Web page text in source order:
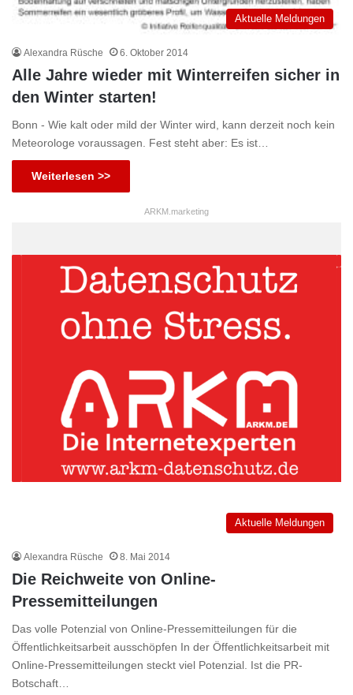
Aktuelle Meldungen
Alexandra Rüsche 6. Oktober 2014
Alle Jahre wieder mit Winterreifen sicher in
den Winter starten!
Bonn - Wie kalt oder mild der Winter wird, kann derzeit noch kein
Meteorologe voraussagen. Fest steht aber: Es ist…
Weiterlesen >>
ARKM.marketing
Aktuelle Meldungen
Alexandra Rüsche 8. Mai 2014
Die Reichweite von Online-
Pressemitteilungen
Das volle Potenzial von Online-Pressemitteilungen für die
Öffentlichkeitsarbeit ausschöpfen In der Öffentlichkeitsarbeit mit
Online-Pressemitteilungen steckt viel Potenzial. Ist die PR-
Botschaft…